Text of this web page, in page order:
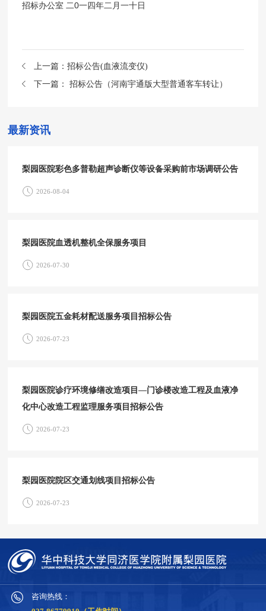
招标办公室 二0一四年二月一十日
上一篇：招标公告(血液流变仪)
招标公告（河南宇通版大型普通客车转让）
下一篇：
最新资讯
梨园医院彩色多普勒超声诊断仪等设备采购前市场调研公告
2026-08-04
梨园医院血透机整机全保服务项目
2026-07-30
梨园医院五金耗材配送服务项目招标公告
2026-07-23
梨园医院诊疗环境修缮改造项目—门诊楼改造工程及血液净
化中心改造工程监理服务项目招标公告
2026-07-23
梨园医院院区交通划线项目招标公告
2026-07-23
咨询热线：